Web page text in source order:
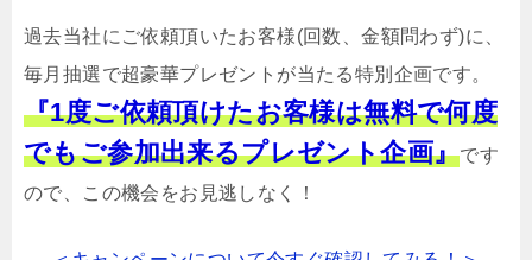
過去当社にご依頼頂いたお客様(回数、金額問わず)に、
毎月抽選で超豪華プレゼントが当たる特別企画です。
『1度ご依頼頂けたお客様は無料で何度
でもご参加出来るプレゼント企画』です
ので、この機会をお見逃しなく！